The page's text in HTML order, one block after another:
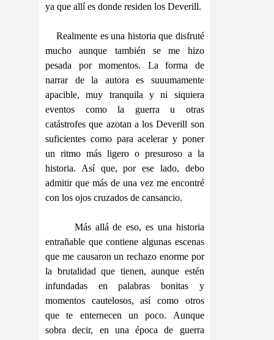
ya que allí es donde residen los Deverill.
Realmente es una historia que disfruté
mucho aunque también se me hizo
pesada por momentos. La forma de
narrar de la autora es suuumamente
apacible, muy tranquila y ni siquiera
eventos como la guerra u otras
catástrofes que azotan a los Deverill son
suficientes como para acelerar y poner
un ritmo más ligero o presuroso a la
historia. Así que, por ese lado, debo
admitir que más de una vez me encontré
con los ojos cruzados de cansancio.
Más allá de eso, es una historia
entrañable que contiene algunas escenas
que me causaron un rechazo enorme por
la brutalidad que tienen, aunque estén
infundadas en palabras bonitas y
momentos cautelosos, así como otros
que te enternecen un poco. Aunque
sobra decir, en una época de guerra